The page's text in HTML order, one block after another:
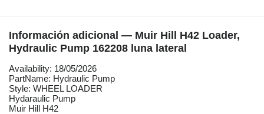
Información adicional — Muir Hill H42 Loader,
Hydraulic Pump 162208 luna lateral
Availability: 18/05/2026
PartName: Hydraulic Pump
Style: WHEEL LOADER
Hydaraulic Pump
Muir Hill H42